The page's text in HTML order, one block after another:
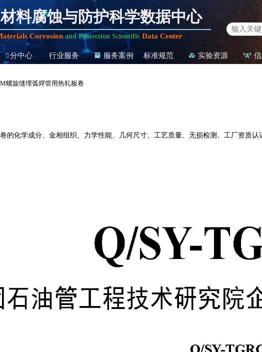
料腐蚀与防护科学数据中心
Corrosionand Protection Scientific Data Center
分中心 行业服务 服务案例 标准规范 实验资源
螺旋缝埋弧焊管用热轧板卷
的化学成分、金相组织、力学性能、几何尺寸、工艺质量、无损检测、工厂资质